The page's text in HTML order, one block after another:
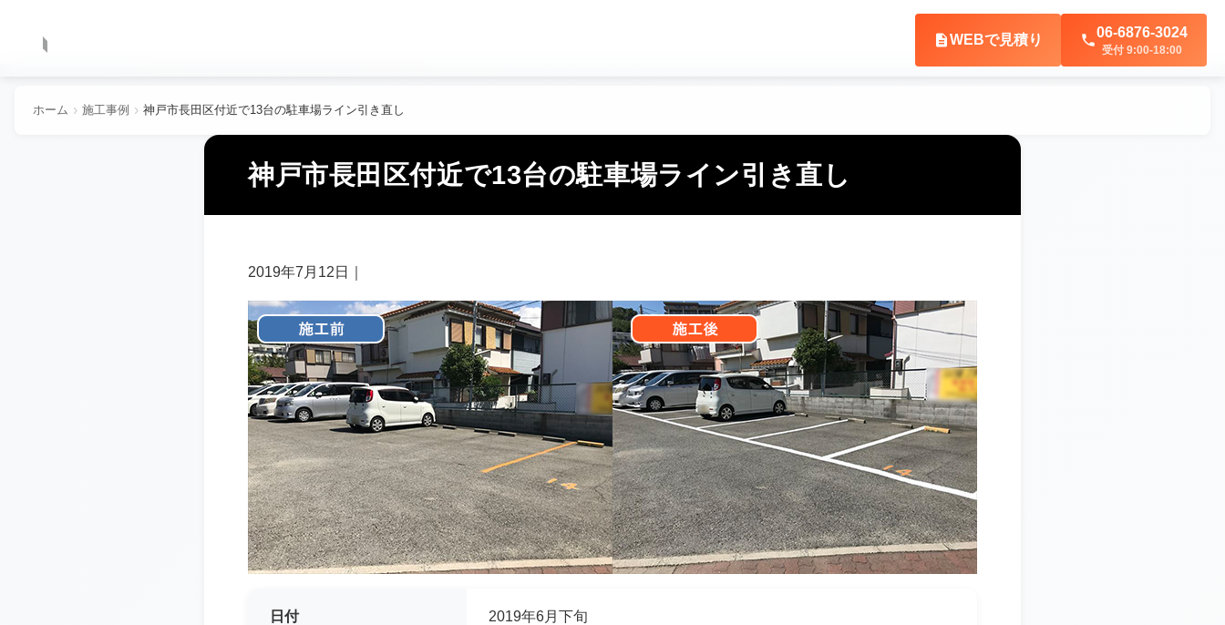
descriptionWEBで見積り phone06-6876-3024
受付 9:00-18:00
ホーム 施工事例 神戸市長田区付近で13台の駐車場ライン引き直し
神戸市長田区付近で13台の駐車場ライン引き直し
2019年7月12日
日付 2019年6月下旬